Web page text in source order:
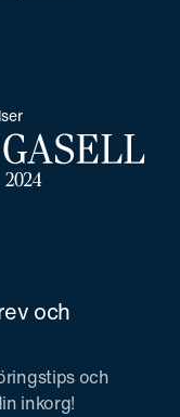
och
och
inkorg!